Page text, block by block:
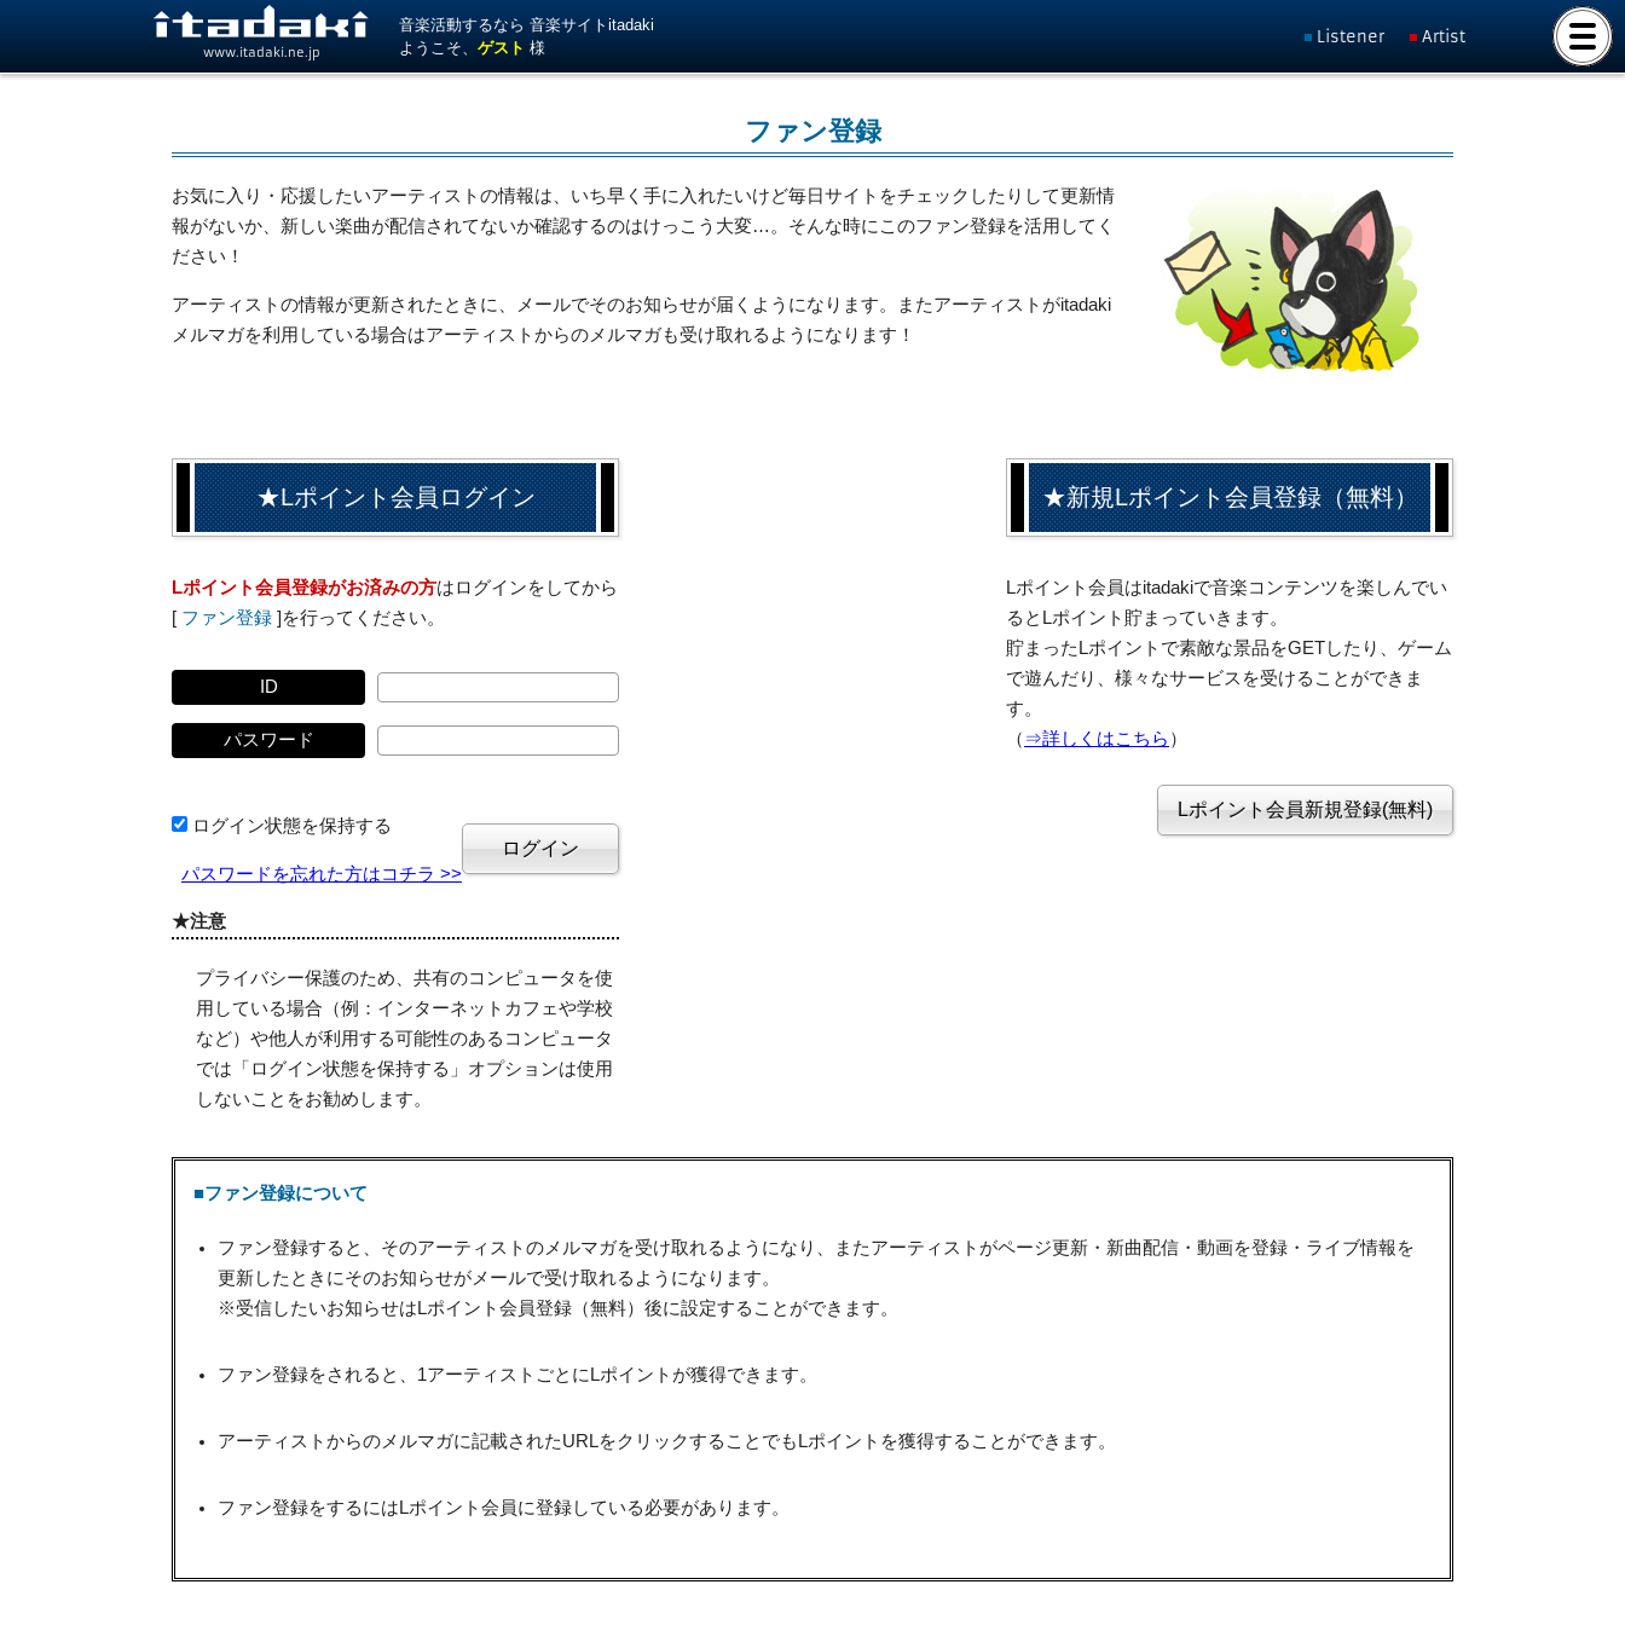
www.itadaki.ne.jp
音楽活動するなら 音楽サイトitadaki
ようこそ、ゲスト 様
Listener Artist
ファン登録
お気に入り・応援したいアーティストの情報は、いち早く手に入れたいけど毎日サイトをチェックしたりして更新情
報がないか、新しい楽曲が配信されてないか確認するのはけっこう大変…。そんな時にこのファン登録を活用してく
ださい！
アーティストの情報が更新されたときに、メールでそのお知らせが届くようになります。またアーティストがitadaki
メルマガを利用している場合はアーティストからのメルマガも受け取れるようになります！
★Lポイント会員ログイン
Lポイント会員登録がお済みの方はログインをしてから
[ ファン登録 ]を行ってください。
ID
パスワード
ログイン状態を保持する
パスワードを忘れた方はコチラ >>
★注意
プライバシー保護のため、共有のコンピュータを使
用している場合（例：インターネットカフェや学校
など）や他人が利用する可能性のあるコンピュータ
では「ログイン状態を保持する」オプションは使用
しないことをお勧めします。
★新規Lポイント会員登録（無料）
Lポイント会員はitadakiで音楽コンテンツを楽しんでい
るとLポイント貯まっていきます。
貯まったLポイントで素敵な景品をGETしたり、ゲーム
で遊んだり、様々なサービスを受けることができま
す。
（ ⇒詳しくはこちら ）
■ファン登録について
ファン登録すると、そのアーティストのメルマガを受け取れるようになり、またアーティストがページ更新・新曲配信・動画を登録・ライブ情報を
更新したときにそのお知らせがメールで受け取れるようになります。
※受信したいお知らせはLポイント会員登録（無料）後に設定することができます。
ファン登録をされると、1アーティストごとにLポイントが獲得できます。
アーティストからのメルマガに記載されたURLをクリックすることでもLポイントを獲得することができます。
ファン登録をするにはLポイント会員に登録している必要があります。